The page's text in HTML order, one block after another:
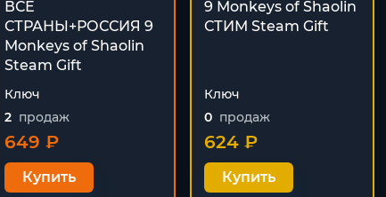
ВСЕ
СТРАНЫ+РОССИЯ 9
Monkeys of Shaolin
Steam Gift
Ключ
2 продаж
649 ₽
Купить
9 Monkeys of Shaolin
СТИМ Steam Gift
Ключ
0 продаж
624 ₽
Купить